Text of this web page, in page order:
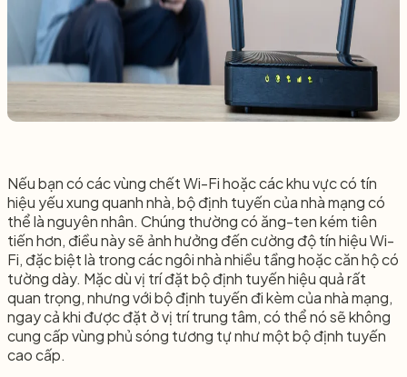
Nếu bạn có các vùng chết Wi-Fi hoặc các khu vực có tín
hiệu yếu xung quanh nhà, bộ định tuyến của nhà mạng có
thể là nguyên nhân. Chúng thường có ăng-ten kém tiên
tiến hơn, điều này sẽ ảnh hưởng đến cường độ tín hiệu Wi-
Fi, đặc biệt là trong các ngôi nhà nhiều tầng hoặc căn hộ có
tường dày. Mặc dù vị trí đặt bộ định tuyến hiệu quả rất
quan trọng, nhưng với bộ định tuyến đi kèm của nhà mạng,
ngay cả khi được đặt ở vị trí trung tâm, có thể nó sẽ không
cung cấp vùng phủ sóng tương tự như một bộ định tuyến
cao cấp.